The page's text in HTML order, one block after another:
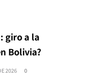
giro a la
Bolivia?
2026 0